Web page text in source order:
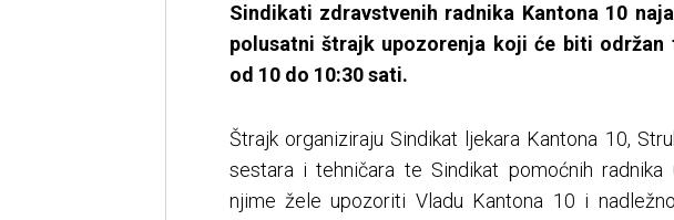
Sindikati zdravstvenih radnika Kantona 10
polusatni štrajk upozorenja koji će biti održan
od 10 do 10:30 sati.
Štrajk organiziraju Sindikat ljekara Kantona 10,
sestara i tehničara te Sindikat pomoćnih
njime žele upozoriti Vladu Kantona 10 i